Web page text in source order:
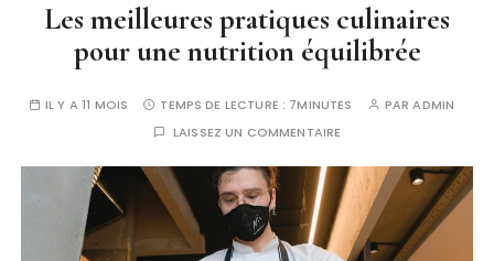
Les meilleures pratiques culinaires
pour une nutrition équilibrée
IL Y A 11 MOIS TEMPS DE LECTURE : 7MINUTES PARADMIN
LAISSEZ UN COMMENTAIRE